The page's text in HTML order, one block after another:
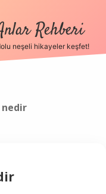
Rehberi
neşeli hikayeler keşfet!
nedir